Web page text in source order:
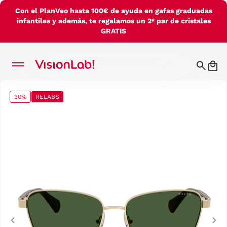
Con el PlanVeo hasta 100€ de ayuda en gafas graduadas
infantiles y además, te regalamos un 2º par de cristales
GRATIS
30% RELABS
Previous